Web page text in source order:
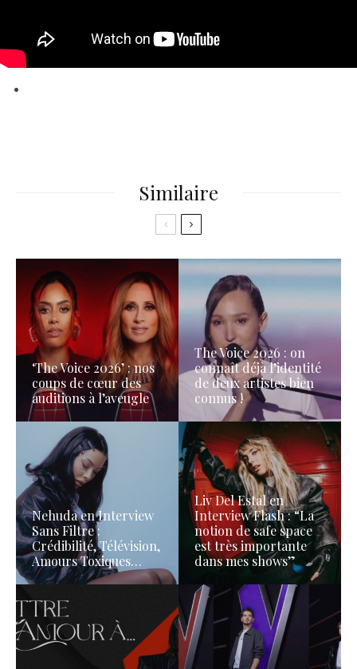
Similaire
‘The Voice 2026’ : nos
coups de cœur des
auditions à l’aveugle
The Voice 2026 : on
connaît déjà l’identité
de deux artistes bien
connus !
Nehuda en Interview
Sans Filtre :
Crédibilité, Télévision,
Amours Toxiques…
Liv Del Estal en
Interview Flash : “La
notion de safe space
est très importante
dans mes shows”